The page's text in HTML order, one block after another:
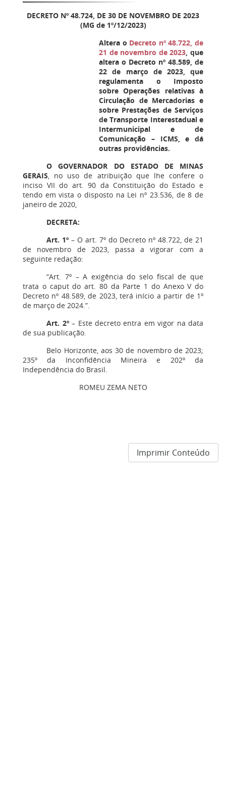
DECRETO Nº 48.724, DE 30 DE NOVEMBRO DE 2023
(MG de 1º/12/2023)
Altera o Decreto nº 48.722, de
21 de novembro de 2023, que
altera o Decreto nº 48.589, de
22 de março de 2023, que
regulamenta o Imposto
sobre Operações relativas à
Circulação de Mercadorias e
sobre Prestações de Serviços
de Transporte Interestadual e
Intermunicipal e de
Comunicação – ICMS, e dá
outras providências.
O GOVERNADOR DO ESTADO DE MINAS
GERAIS, no uso de atribuição que lhe confere o
inciso VII do art. 90 da Constituição do Estado e
tendo em vista o disposto na Lei nº 23.536, de 8 de
janeiro de 2020,
DECRETA:
Art. 1º – O art. 7º do Decreto nº 48.722, de 21
de novembro de 2023, passa a vigorar com a
seguinte redação:
“Art. 7º – A exigência do selo fiscal de que
trata o caput do art. 80 da Parte 1 do Anexo V do
Decreto nº 48.589, de 2023, terá início a partir de 1º
de março de 2024.”.
Art. 2º– Este decreto entra em vigor na data
de sua publicação.
Belo Horizonte, aos 30 de novembro de 2023;
235º da Inconfidência Mineira e 202º da
Independência do Brasil.
ROMEU ZEMA NETO
Imprimir Conteúdo